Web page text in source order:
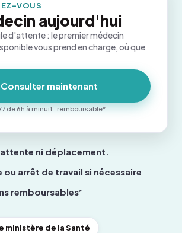
ni déplacement.
arrêt de travail si nécessaire
remboursables*
ministère de la Santé
VOUS
aujourd'hui
d'attente : le premier médecin
vous prend en charge, où que
Consulter maintenant
de 6h à minuit · remboursable*